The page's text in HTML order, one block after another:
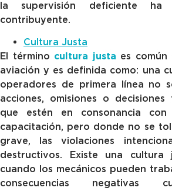
la supervisión deficiente
contribuyente.
Cultura Justa
El término cultura justa es
aviación y es definida como: una
operadores de primera línea no
acciones, omisiones o
que estén en consonancia
capacitación, pero donde no se
grave, las violaciones
destructivos. Existe una
cuando los mecánicos pueden
consecuencias negativas